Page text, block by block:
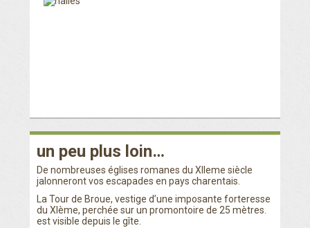
un peu plus loin…
De nombreuses églises romanes du XIIeme siècle
jalonneront vos escapades en pays charentais.
La Tour de Broue, vestige d’une imposante forteresse
du XIème, perchée sur un promontoire de 25 mètres.
est visible depuis le gîte.